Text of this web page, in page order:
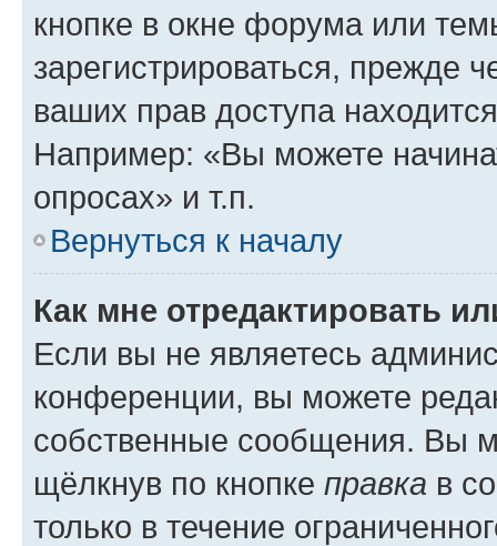
кнопке в окне форума или
зарегистрироваться, прежде
ваших прав доступа
Например: «Вы можете
опросах» и т.п.
Вернуться к началу
Как мне отредактировать
Если вы не являетесь
конференции, вы можете
собственные сообщения. Вы
щёлкнув по кнопке правка в
только в течение